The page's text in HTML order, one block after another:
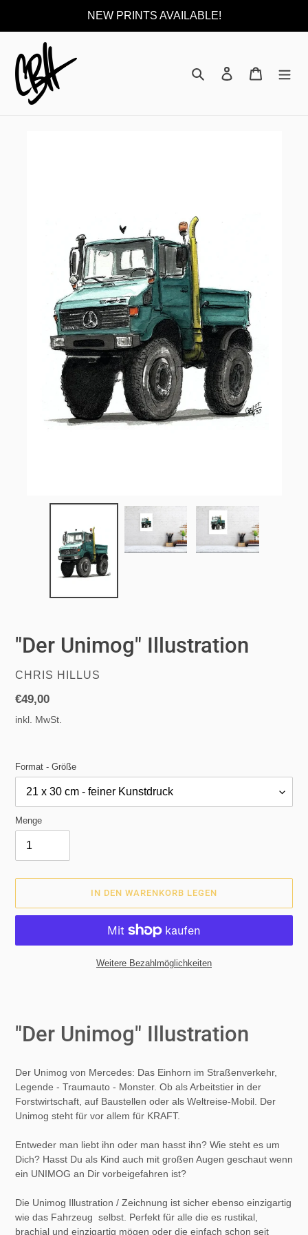
NEW PRINTS AVAILABLE!
Suchen Einloggen
"Der Unimog" Illustration
VERKÄUFER
CHRIS HILLUS
Normaler
Preis
€49,00
inkl. MwSt.
Format - Größe
Menge
IN DEN WARENKORB LEGEN
Weitere Bezahlmöglichkeiten
Warenkorb
"Der Unimog" Illustration
Der Unimog von Mercedes: Das Einhorn im Straßenverkehr,
Legende - Traumauto - Monster. Ob als Arbeitstier in der
Forstwirtschaft, auf Baustellen oder als Weltreise-Mobil. Der
Unimog steht für vor allem für KRAFT.
Entweder man liebt ihn oder man hasst ihn? Wie steht es um
Dich? Hasst Du als Kind auch mit großen Augen geschaut wenn
ein UNIMOG an Dir vorbeigefahren ist?
Die Unimog Illustration / Zeichnung ist sicher ebenso einzigartig
wie das Fahrzeug selbst. Perfekt für alle die es rustikal,
brachial und einzigartig mögen oder die einfach schon seit